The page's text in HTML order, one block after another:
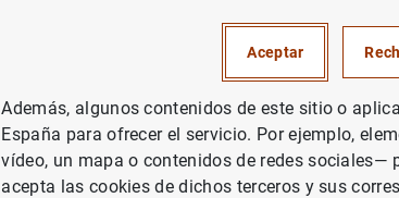
policy rule in the
02/01/2009
Serie: Documentos de Trabajo.
Aceptar
Además, algunos contenidos de este sitio o
España para ofrecer el servicio. Por ejemplo,
vídeo, un mapa o contenidos de redes
acepta las cookies de dichos terceros y sus